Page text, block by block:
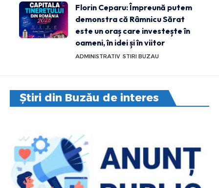
Florin Ceparu: Împreună putem
demonstra că Râmnicu Sărat
este un oraș care investește în
oameni, în idei și în viitor
ADMINISTRATIV STIRI BUZAU
Știri din Buzău de interes